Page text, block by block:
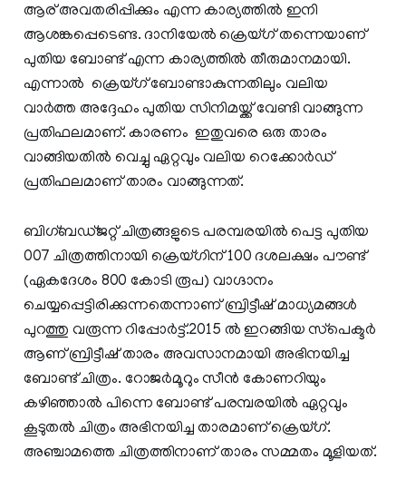
ആര് അവതരിപ്പിക്കും എന്ന കാര്യത്തില്‍ ഇനി
ആശങ്കപ്പെടെണ്ട. ദാനിയേല്‍ ക്രെയ്ഗ് തന്നെയാണ്
പുതിയ ബോണ്ട്‌ എന്ന കാര്യത്തില്‍ തീരുമാനമായി.
എന്നാല്‍ ക്രെയ്ഗ് ബോണ്ടാകുന്നതിലും വലിയ
വാര്‍ത്ത അദ്ദേഹം പുതിയ സിനിമയ്ക്ക് വേണ്ടി വാങ്ങുന്ന
പ്രതിഫലമാണ്. കാരണം ഇതുവരെ ഒരു താരം
വാങ്ങിയതില്‍ വെച്ചു ഏറ്റവും വലിയ റെക്കോര്‍ഡ്‌
പ്രതിഫലമാണ് താരം വാങ്ങുന്നത്.
ബിഗ്ബഡ്ജറ്റ് ചിത്രങ്ങളുടെ പരമ്പരയില്‍ പെട്ട പുതിയ
007 ചിത്രത്തിനായി ക്രെയ്ഗിന് 100 ദശലക്ഷം പൗണ്ട്
(ഏകദേശം 800 കോടി രൂപ) വാഗ്ദാനം
ചെയ്യപ്പെട്ടിരിക്കുന്നതെന്നാണ് ബ്രിട്ടീഷ് മാധ്യമങ്ങള്‍
പുറത്തു വരൂന്ന റിപ്പോര്‍ട്ട്.2015 ല്‍ ഇറങ്ങിയ സ്‌പെക്ടര്‍
ആണ് ബ്രിട്ടീഷ് താരം അവസാനമായി അഭിനയിച്ച
ബോണ്ട് ചിത്രം. റോജര്‍മൂറും സീന്‍ കോണറിയും
കഴിഞ്ഞാല്‍ പിന്നെ ബോണ്ട് പരമ്പരയില്‍ ഏറ്റവും
കൂടുതല്‍ ചിത്രം അഭിനയിച്ച താരമാണ് ക്രെയ്ഗ്.
അഞ്ചാമത്തെ ചിത്രത്തിനാണ് താരം സമ്മതം മൂളിയത്.